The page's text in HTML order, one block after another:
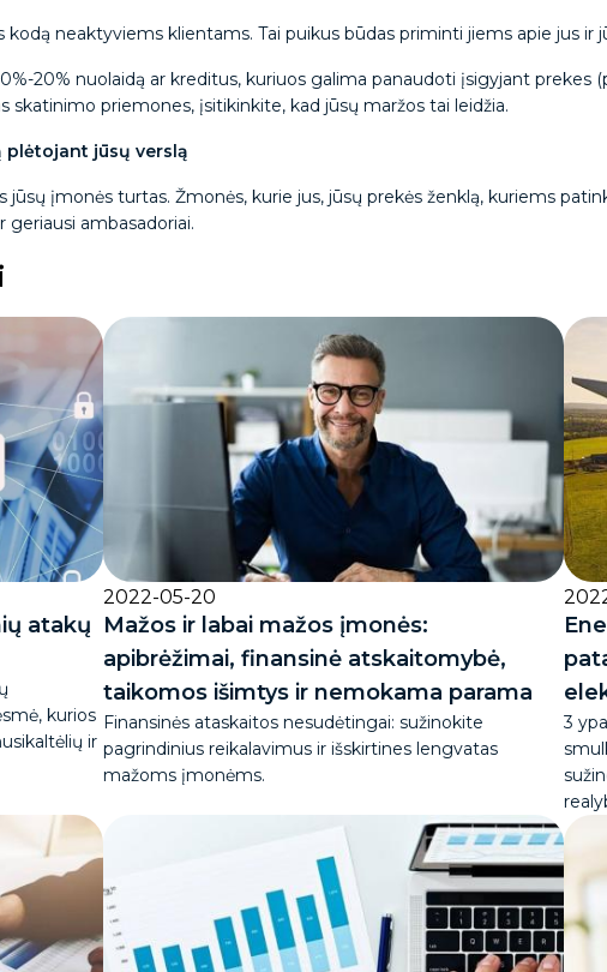
kodą neaktyviems klientams. Tai puikus būdas priminti jiems apie jus ir
20% nuolaidą ar kreditus, kuriuos galima panaudoti įsigyjant prekes
skatinimo priemones, įsitikinkite, kad jūsų maržos tai leidžia.
plėtojant jūsų verslą
jūsų įmonės turtas. Žmonės, kurie jus, jūsų prekės ženklą, kuriems
geriausi ambasadoriai.
atakų
kurios
ir
2022-05-20
Mažos ir labai mažos įmonės:
apibrėžimai, finansinė atskaitomybė,
taikomos išimtys ir nemokama parama
Finansinės ataskaitos nesudėtingai: sužinokite
pagrindinius reikalavimus ir išskirtines lengvatas
mažoms įmonėms.
3